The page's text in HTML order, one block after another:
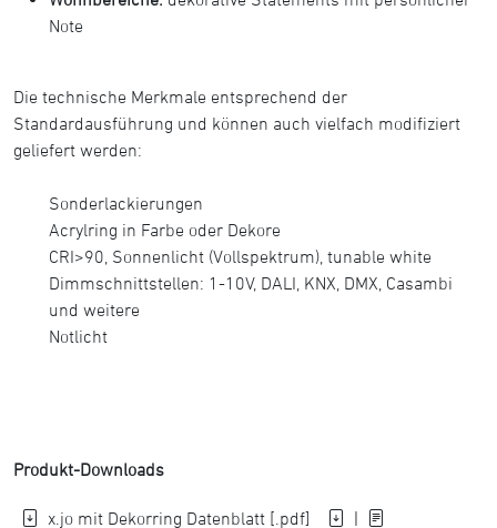
Note
Die technische Merkmale entsprechend der
Standardausführung und können auch vielfach modifiziert
geliefert werden:
Sonderlackierungen
Acrylring in Farbe oder Dekore
CRI>90, Sonnenlicht (Vollspektrum), tunable white
Dimmschnittstellen: 1-10V, DALI, KNX, DMX, Casambi
und weitere
Notlicht
Produkt-Downloads
x.jo mit Dekorring Datenblatt [.pdf] |